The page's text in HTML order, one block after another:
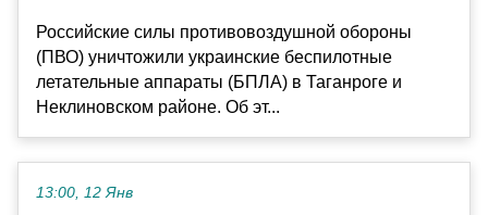
Российские силы противовоздушной обороны
(ПВО) уничтожили украинские беспилотные
летательные аппараты (БПЛА) в Таганроге и
Неклиновском районе. Об эт...
13:00, 12 Янв